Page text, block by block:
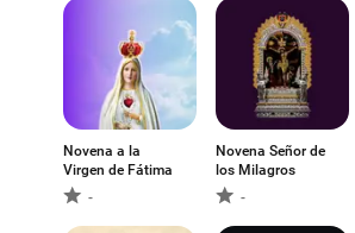
Novena a la
Virgen de Fátima
-
Novena Señor de
los Milagros
-